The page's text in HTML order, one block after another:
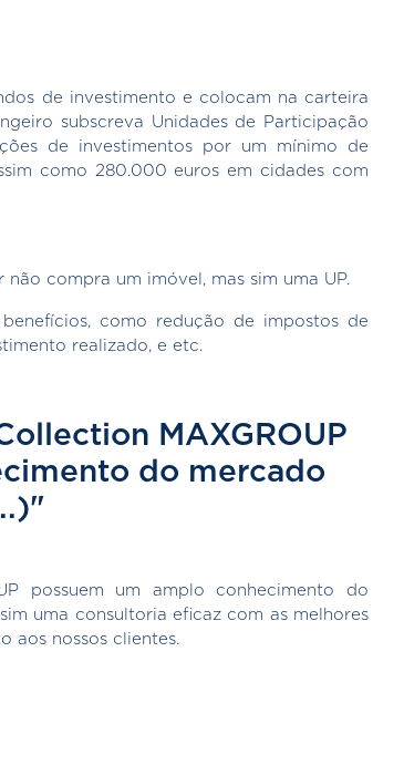
de investimento e colocam na carteira
subscreva Unidades de Participação
de investimentos por um mínimo de
como 280.000 euros em cidades com
compra um imóvel, mas sim uma UP.
como redução de impostos de
realizado, e etc.
MAXGROUP
do mercado
possuem um amplo conhecimento do
uma consultoria eficaz com as melhores
aos nossos clientes.